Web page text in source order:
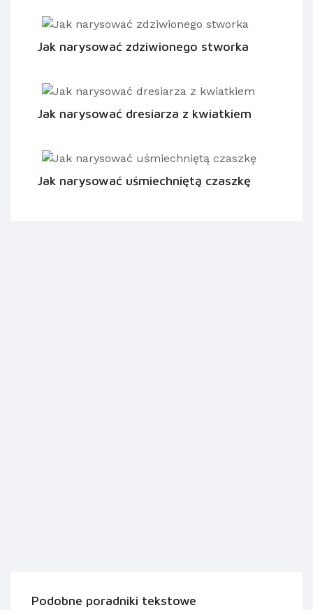
Jak narysować zdziwionego stworka
Jak narysować dresiarza z kwiatkiem
Jak narysować uśmiechniętą czaszkę
Podobne poradniki tekstowe